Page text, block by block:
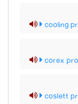
cooling
corex
coslett